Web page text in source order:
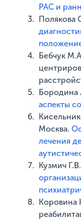
РАС и
Полякова
Бебчук
Бородина
аспекты
Москва.
лечения
Кузмич Г.В.